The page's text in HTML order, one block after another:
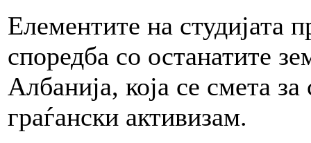
Елементите на студијата
споредба со останатите
Албанија, која се смета
граѓански активизам.